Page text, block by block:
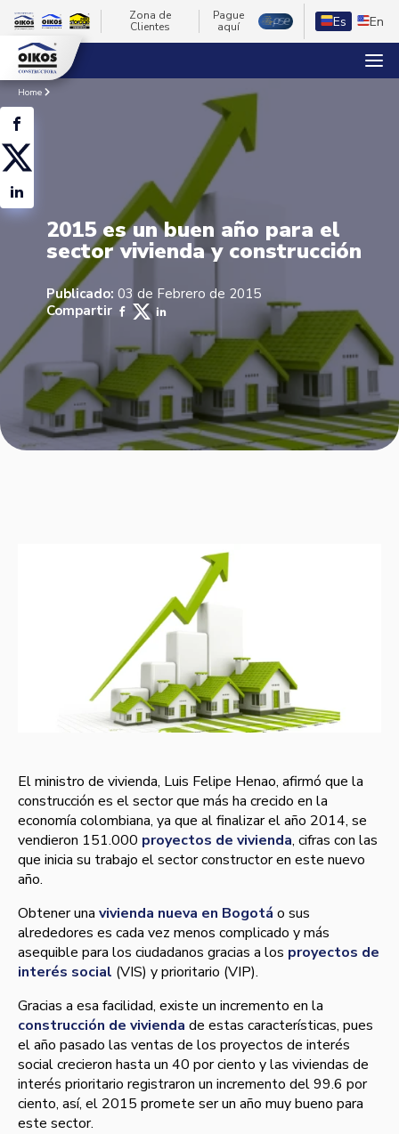
Zona de
Clientes
Pague
aquí
Es En
Home
2015 es un buen año para el
sector vivienda y construcción
Publicado: 03 de Febrero de 2015
Compartir
El ministro de vivienda, Luis Felipe Henao, afirmó que la
construcción es el sector que más ha crecido en la
economí­a colombiana, ya que al finalizar el año 2014, se
vendieron 151.000 proyectos de vivienda, cifras con las
que inicia su trabajo el sector constructor en este nuevo
año.
Obtener una vivienda nueva en Bogotá o sus
alrededores es cada vez menos complicado y más
asequible para los ciudadanos gracias a los proyectos de
interés social (VIS) y prioritario (VIP).
Gracias a esa facilidad, existe un incremento en la
construcción de vivienda de estas caracterí­sticas, pues
el año pasado las ventas de los proyectos de interés
social crecieron hasta un 40 por ciento y las viviendas de
interés prioritario registraron un incremento del 99.6 por
ciento, así­, el 2015 promete ser un año muy bueno para
este sector.